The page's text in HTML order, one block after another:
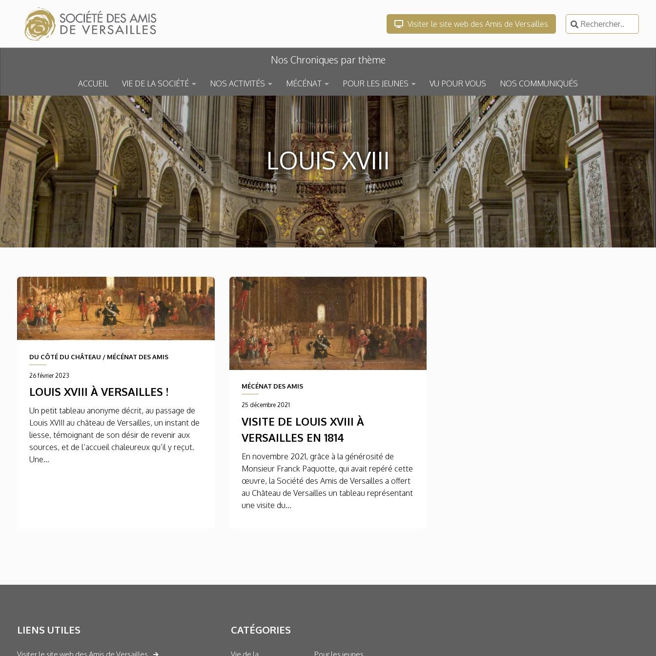
Skip to content
Visiter le site web des Amis de Versailles
Rechercher :
Nos Chroniques par thème
ACCUEIL VIE DE LA SOCIÉTÉ NOS ACTIVITÉS MÉCÉNAT POUR LES JEUNES VU POUR VOUS NOS COMMUNIQUÉS
LOUIS XVIII
DU CÔTÉ DU CHÂTEAU / MÉCÉNAT DES AMIS
26 février 2023
LOUIS XVIII À VERSAILLES !
Un petit tableau anonyme décrit, au passage de
Louis XVIII au château de Versailles, un instant de
liesse, témoignant de son désir de revenir aux
sources, et de l’accueil chaleureux qu’il y reçut.
Une...
MÉCÉNAT DES AMIS
25 décembre 2021
VISITE DE LOUIS XVIII À
VERSAILLES EN 1814
En novembre 2021, grâce à la générosité de
Monsieur Franck Paquotte, qui avait repéré cette
œuvre, la Société des Amis de Versailles a offert
au Château de Versailles un tableau représentant
une visite du...
LIENS UTILES
Visiter le site web des Amis de Versailles
CATÉGORIES
Vie de la Pour les jeunes